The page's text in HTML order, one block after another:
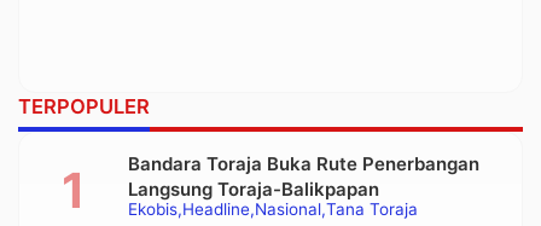
TERPOPULER
Ekobis Headline Nasional Tana Toraja
Bandara Toraja Buka Rute Penerbangan
Langsung Toraja-Balikpapan